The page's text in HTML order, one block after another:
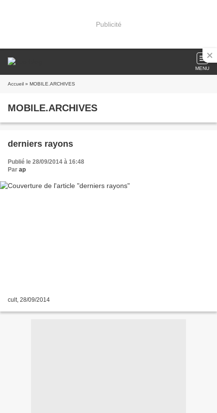
Publicité
MENU
Accueil » MOBILE.ARCHIVES
MOBILE.ARCHIVES
derniers rayons
Publié le 28/09/2014 à 16:48
Par ap
cult, 28/09/2014